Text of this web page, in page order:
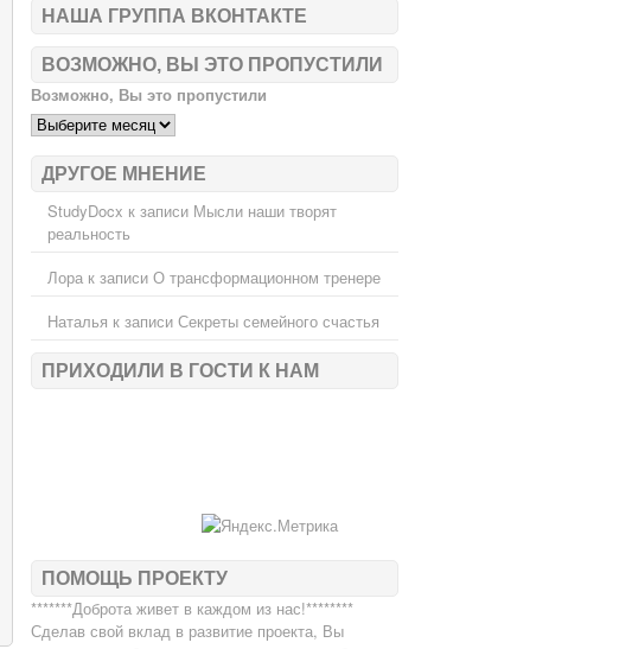
НАША ГРУППА ВКОНТАКТЕ
ВОЗМОЖНО, ВЫ ЭТО ПРОПУСТИЛИ
Возможно, Вы это пропустили
ДРУГОЕ МНЕНИЕ
StudyDocx к записи Мысли наши творят
реальность
Лора к записи О трансформационном тренере
Наталья к записи Секреты семейного счастья
ПРИХОДИЛИ В ГОСТИ К НАМ
ПОМОЩЬ ПРОЕКТУ
*******Доброта живет в каждом из нас!********
Сделав свой вклад в развитие проекта, Вы